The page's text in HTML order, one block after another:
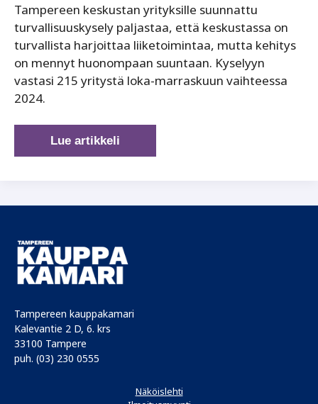
Tampereen keskustan yrityksille suunnattu
turvallisuuskysely paljastaa, että keskustassa on
turvallista harjoittaa liiketoimintaa, mutta kehitys
on mennyt huonompaan suuntaan. Kyselyyn
vastasi 215 yritystä loka-marraskuun vaihteessa
2024.
Keskustassa
edelleen
Lue artikkeli
Tampereen kauppakamari
Kalevantie 2 D, 6. krs
33100 Tampere
puh. (03) 230 0555
Näköislehti